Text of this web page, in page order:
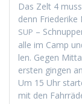
Das Zelt 4
denn Friederike
SUP –
alle im Camp
len. Gegen
ersten gin­gen
Um 15 Uhr
mit den